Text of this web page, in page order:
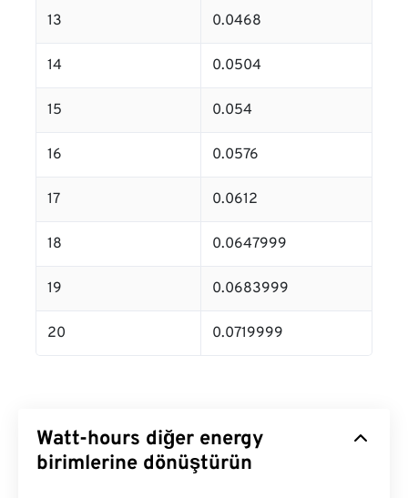
13 0.0468
14 0.0504
15 0.054
16 0.0576
17 0.0612
18 0.0647999
19 0.0683999
20 0.0719999
Watt-hours diğer energy
birimlerine dönüştürün